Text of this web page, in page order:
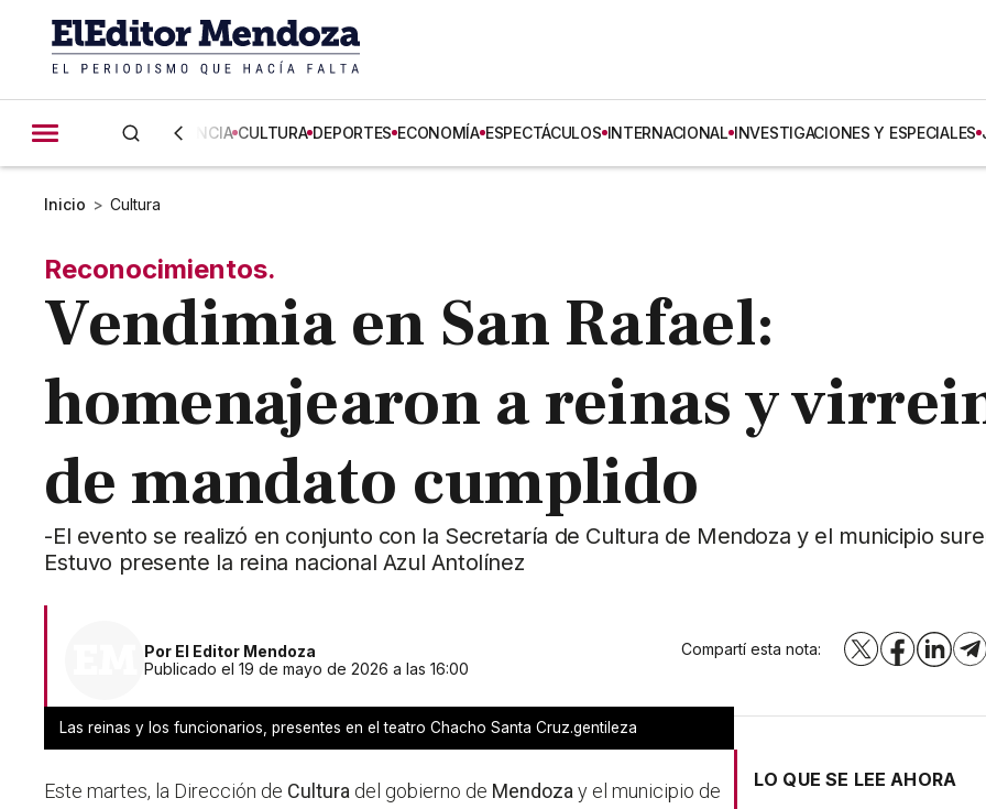
CIENCIA CULTURA DEPORTES ECONOMÍA ESPECTÁCULOS INTERNACIONAL INVESTIGACIONES Y ESPECIALES
Inicio > Cultura
Reconocimientos.
Vendimia en San Rafael:
homenajearon a reinas y
de mandato cumplido
-El evento se realizó en conjunto con la Secretaría de Cultura de Mendoza y el municipio
Estuvo presente la reina nacional Azul Antolínez
Por El Editor Mendoza
Publicado el 19 de mayo de 2026 a las 16:00
Compartí esta nota: X Facebook
Las reinas y los funcionarios, presentes en el teatro Chacho Santa Cruz.gentileza
Este martes, la Dirección de Cultura del gobierno de Mendozay el municipio de
LO QUE SE LEE AHORA